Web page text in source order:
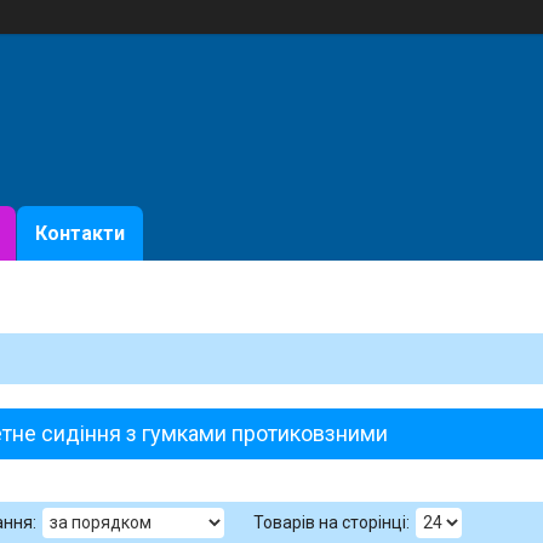
Контакти
сидіння з гумками протиковзними